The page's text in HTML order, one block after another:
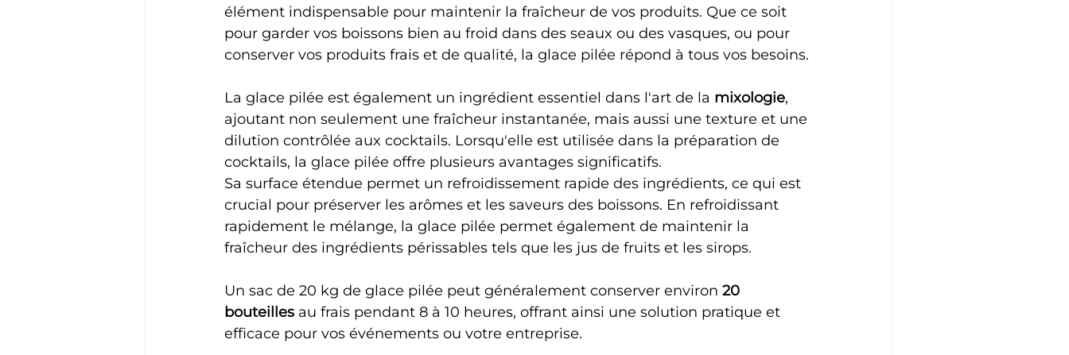
élément indispensable pour maintenir la fraîcheur de vos produits. Que ce soit
pour garder vos boissons bien au froid dans des seaux ou des vasques, ou pour
conserver vos produits frais et de qualité, la glace pilée répond à tous vos besoins.
La glace pilée est également un ingrédient essentiel dans l'art de la mixologie,
ajoutant non seulement une fraîcheur instantanée, mais aussi une texture et une
dilution contrôlée aux cocktails. Lorsqu'elle est utilisée dans la préparation de
cocktails, la glace pilée offre plusieurs avantages significatifs.
Sa surface étendue permet un refroidissement rapide des ingrédients, ce qui est
crucial pour préserver les arômes et les saveurs des boissons. En refroidissant
rapidement le mélange, la glace pilée permet également de maintenir la
fraîcheur des ingrédients périssables tels que les jus de fruits et les sirops.
Un sac de 20 kg de glace pilée peut généralement conserver environ 20
bouteilles au frais pendant 8 à 10 heures, offrant ainsi une solution pratique et
efficace pour vos événements ou votre entreprise.